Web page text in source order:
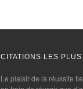
CITATIONS LES
Le plaisir de la réussite